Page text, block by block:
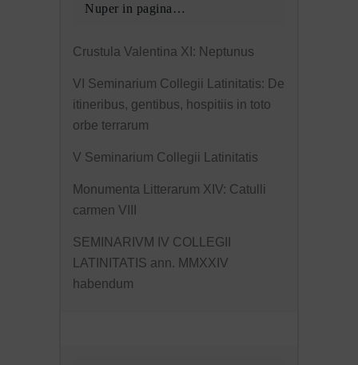
Nuper in pagina…
Crustula Valentina XI: Neptunus
VI Seminarium Collegii Latinitatis: De
itineribus, gentibus, hospitiis in toto
orbe terrarum
V Seminarium Collegii Latinitatis
Monumenta Litterarum XIV: Catulli
carmen VIII
SEMINARIVM IV COLLEGII
LATINITATIS ann. MMXXIV
habendum